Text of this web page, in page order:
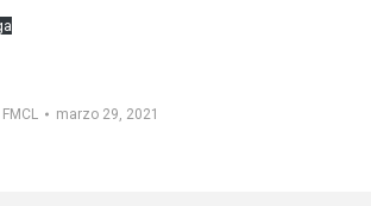
FMCL marzo 29, 2021